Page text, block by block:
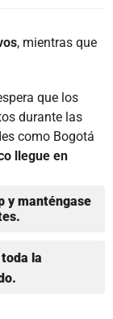
, mientras que
que los
durante las
como Bogotá
llegue en
y manténgase
la